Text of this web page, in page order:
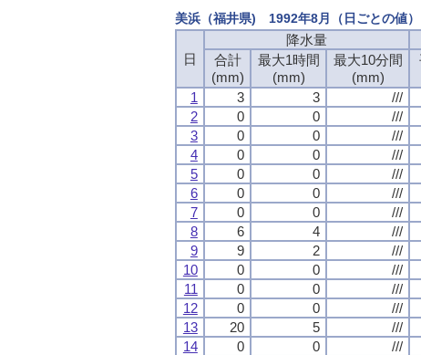
美浜（福井県) 1992年8月（日ごとの値
日
降水量
合計
(mm)
最大1時間
(mm)
最大10分間
(mm)
1
3 3 ///
2
0 0 ///
3
0 0 ///
4
0 0 ///
5
0 0 ///
6
0 0 ///
7
0 0 ///
8
6 4 ///
9
9 2 ///
10
0 0 ///
11
0 0 ///
12
0 0 ///
13
20 5 ///
14
0 0 ///